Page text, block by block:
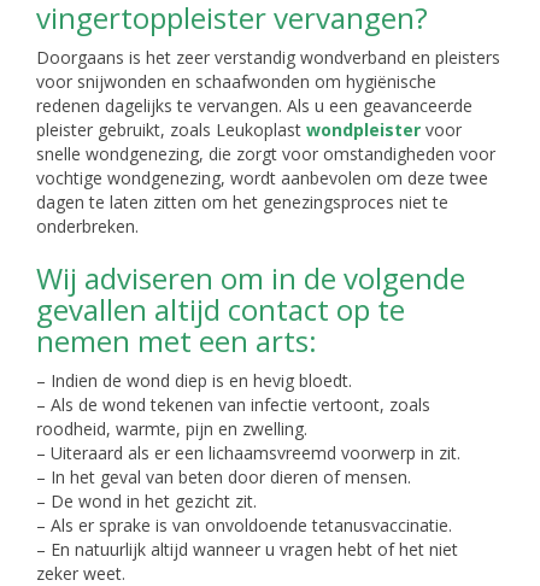
vingertoppleister vervangen?
Doorgaans is het zeer verstandig wondverband en pleisters
voor snijwonden en schaafwonden om hygiënische
redenen dagelijks te vervangen. Als u een geavanceerde
pleister gebruikt, zoals Leukoplast wondpleister voor
snelle wondgenezing, die zorgt voor omstandigheden voor
vochtige wondgenezing, wordt aanbevolen om deze twee
dagen te laten zitten om het genezingsproces niet te
onderbreken.
Wij adviseren om in de volgende
gevallen altijd contact op te
nemen met een arts:
– Indien de wond diep is en hevig bloedt.
– Als de wond tekenen van infectie vertoont, zoals
roodheid, warmte, pijn en zwelling.
– Uiteraard als er een lichaamsvreemd voorwerp in zit.
– In het geval van beten door dieren of mensen.
– De wond in het gezicht zit.
– Als er sprake is van onvoldoende tetanusvaccinatie.
– En natuurlijk altijd wanneer u vragen hebt of het niet
zeker weet.